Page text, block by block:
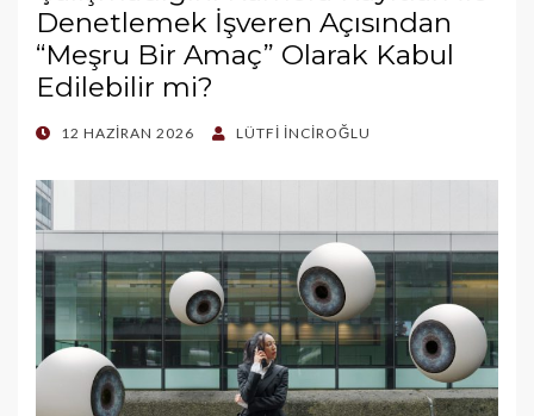
Denetlemek İşveren Açısından
“Meşru Bir Amaç” Olarak Kabul
Edilebilir mi?
POSTED
12 HAZIRAN 2026 LÜTFI İNCIROĞLU